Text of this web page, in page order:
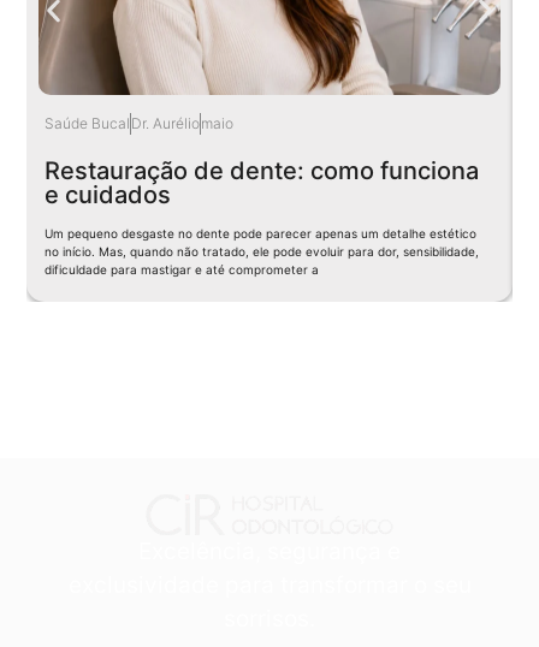
Saúde Bucal Dr. Auréliomaio
Restauração de dente: como funciona
e cuidados
Um pequeno desgaste no dente pode parecer apenas um detalhe estético
no início. Mas, quando não tratado, ele pode evoluir para dor, sensibilidade,
dificuldade para mastigar e até comprometer a